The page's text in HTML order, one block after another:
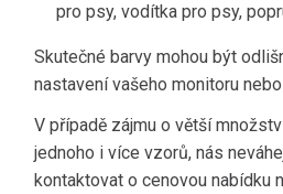
pro psy, vodítka pro psy,
Skutečné barvy mohou být
nastavení vašeho monitoru
V případě zájmu o větší
jednoho i více vzorů, nás
kontaktovat o cenovou nabídku